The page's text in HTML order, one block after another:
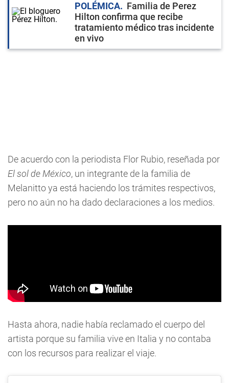
POLÉMICA
Familia de Perez
Hilton confirma que recibe
tratamiento médico tras incidente
en vivo
De acuerdo con la periodista Flor Rubio, reseñada por
El sol de México, un integrante de la familia de
Melanitto ya está haciendo los trámites respectivos,
pero no aún no ha dado declaraciones a los medios.
Hasta ahora, nadie había reclamado el cuerpo del
artista porque su familia vive en Italia y no contaba
con los recursos para realizar el viaje.